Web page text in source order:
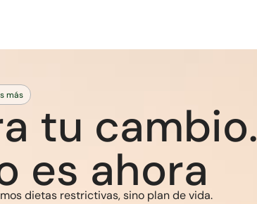
más
tu cambio.
es ahora
dietas restrictivas, sino plan de vida.